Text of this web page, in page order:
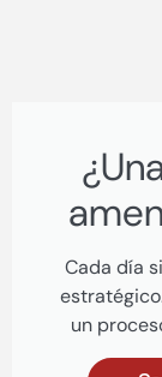
Cada día
un